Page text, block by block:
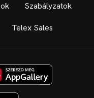
Szabályzatok
Telex Sales